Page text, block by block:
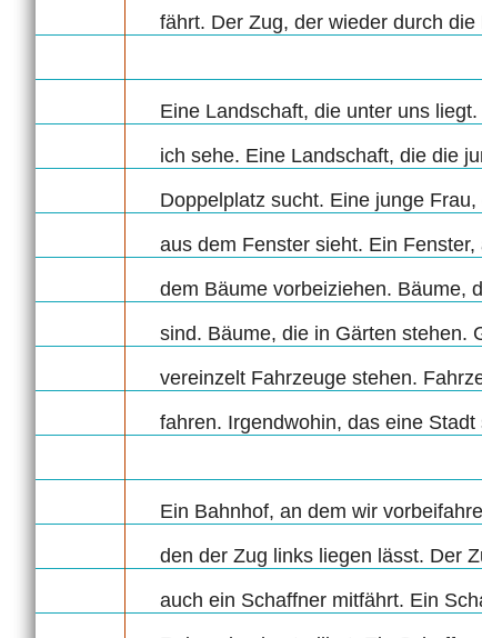
fährt. Der Zug, der wieder durch die
Eine Landschaft, die unter uns
ich sehe. Eine Landschaft, die die
Doppelplatz sucht. Eine junge
aus dem Fenster sieht. Ein
dem Bäume vorbeiziehen. Bäume,
sind. Bäume, die in Gärten stehen.
vereinzelt Fahrzeuge stehen.
fahren. Irgendwohin, das eine
Ein Bahnhof, an dem wir
den der Zug links liegen lässt. Der
auch ein Schaffner mitfährt. Ein